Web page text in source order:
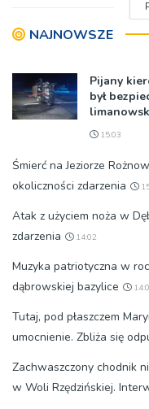
NAJNOWSZE
Pijany
był
15:03
Śmierć na Jeziorze
okoliczności zdarzenia
Atak z użyciem noża w
zdarzenia
14:02
Muzyka patriotyczna w
dąbrowskiej bazylice
Tutaj, pod płaszczem
umocnienie. Zbliża się
Zachwaszczony chodnik
w Woli Rzędzińskiej.